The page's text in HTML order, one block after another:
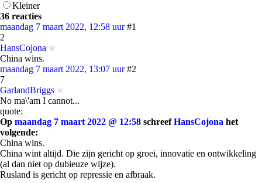
Kleiner
36 reacties
maandag 7 maart 2022, 12:58 uur #1
2
HansCojona
China wins.
maandag 7 maart 2022, 13:07 uur #2
7
GarlandBriggs
No ma\'am I cannot...
quote:
Op maandag 7 maart 2022 @ 12:58 schreefHansCojona het
volgende:
China wins.
China wint altijd. Die zijn gericht op groei, innovatie en ontwikkeling
(al dan niet op dubieuze wijze).
Rusland is gericht op repressie en afbraak.